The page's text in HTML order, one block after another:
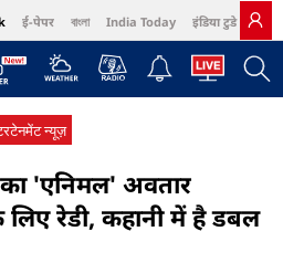
ई-पेपर বাংলা India Today इंडिया टुडे हिंदी
Harper's Bazaar Northeast
न्यूज़
'एनिमल' अवतार
लिए रेडी, कहानी में है डबल